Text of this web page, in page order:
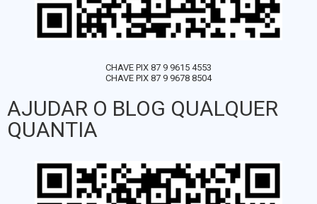
CHAVE PIX 87 9 9615 4553
CHAVE PIX 87 9 9678 8504
AJUDAR O BLOG QUALQUER
QUANTIA